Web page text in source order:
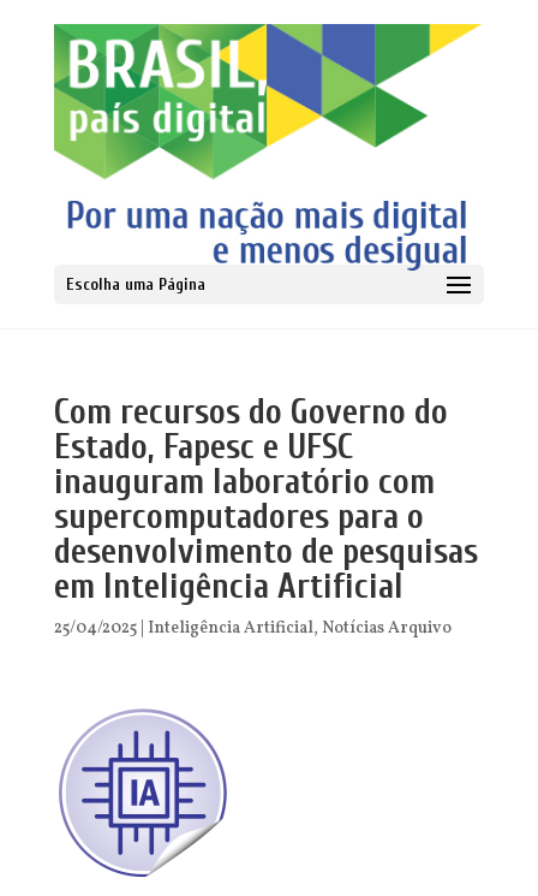
Escolha uma Página
Com recursos do Governo do
Estado, Fapesc e UFSC
inauguram laboratório com
supercomputadores para o
desenvolvimento de pesquisas
em Inteligência Artificial
25/04/2025| Inteligência Artificial, Notícias Arquivo